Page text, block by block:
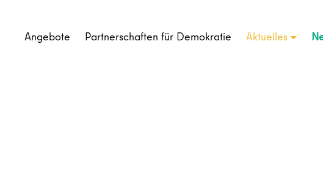
Angebote Partnerschaften für Demokratie Aktuelles